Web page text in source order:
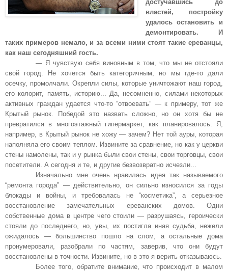
достучавшись до
властей, постройку
удалось остановить и
демонтировать. И
таких примеров немало, и за всеми ними стоят такие ереванцы,
как наш сегодняшний гость.
— Я чувствую себя виновным в том, что мы не отстояли
свой город. Не хочется быть категоричным, но мы где-то дали
осечку, промолчали. Окрепли силы, которые уничтожают наш город,
его колорит, память, историю... Да, несомненно, силами некоторых
активных граждан удается что-то “отвоевать” — к примеру, тот же
Крытый рынок. Победой это назвать сложно, но он хотя бы не
превратился в многоэтажный гипермаркет, как планировалось. Я,
например, в Крытый рынок не хожу — зачем? Нет той ауры, которая
наполняла его своим теплом. Извините за сравнение, но как у церкви
стены намолены, так и у рынка были свои стены, свои торговцы, свои
посетители. А сегодня и те, и другие безвозвратно исчезли...
Изначально мне очень нравилась идея так называемого
“ремонта города” — действительно, он сильно износился за годы
блокады и войны, и требовалась не “косметика”, а серьезное
восстановление замечательных ереванских домов. Одни
собственные дома в центре чего стоили — разрушаясь, героически
стояли до последнего, но, увы, их постигла иная судьба, нежели
ожидалось — большинство пошло на слом, а остальные дома
пронумеровали, разобрали по частям, заверив, что они будут
восстановлены в точности. Извините, но в это я верить отказываюсь.
Более того, обратите внимание, что происходит в малом